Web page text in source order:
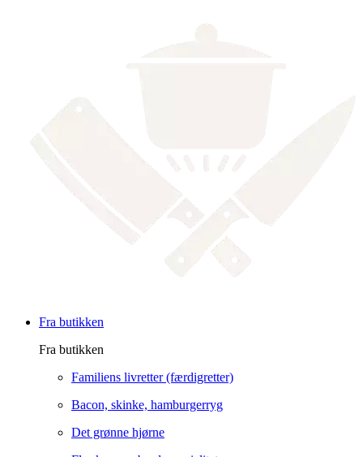
Fra butikken
Fra butikken
Familiens livretter (færdigretter)
Bacon, skinke, hamburgerryg
Det grønne hjørne